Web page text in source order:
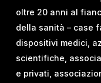
oltre 20 anni al
della sanità – case
dispositivi medici,
scientifiche,
e privati,